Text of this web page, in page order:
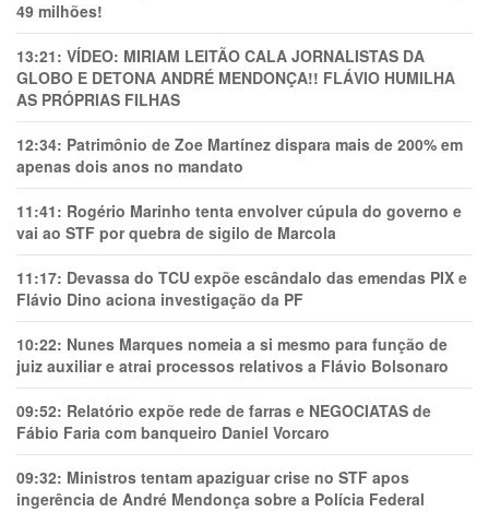
49 milhões!
13:21: VÍDEO: MIRIAM LEITÃO CALA JORNALISTAS DA
GLOBO E DETONA ANDRÉ MENDONÇA!! FLÁVIO HUMILHA
AS PRÓPRIAS FILHAS
12:34: Patrimônio de Zoe Martínez dispara mais de 200% em
apenas dois anos no mandato
11:41: Rogério Marinho tenta envolver cúpula do governo e
vai ao STF por quebra de sigilo de Marcola
11:17: Devassa do TCU expõe escândalo das emendas PIX e
Flávio Dino aciona investigação da PF
10:22: Nunes Marques nomeia a si mesmo para função de
juiz auxiliar e atrai processos relativos a Flávio Bolsonaro
09:52: Relatório expõe rede de farras e NEGOCIATAS de
Fábio Faria com banqueiro Daniel Vorcaro
09:32: Ministros tentam apaziguar crise no STF apos
ingerência de André Mendonça sobre a Polícia Federal